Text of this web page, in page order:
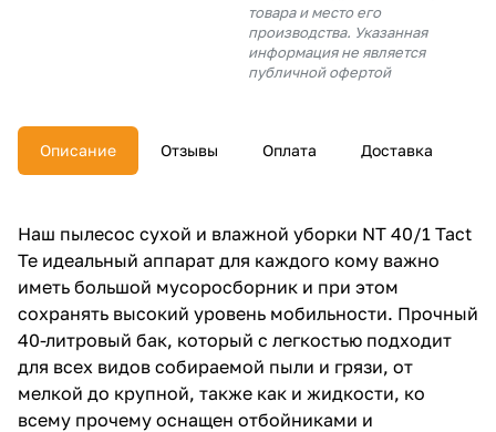
товара и место его
производства. Указанная
информация не является
публичной офертой
Описание Отзывы Оплата Доставка
Наш пылесос сухой и влажной уборки NT 40/1 Tact
Te идеальный аппарат для каждого кому важно
иметь большой мусоросборник и при этом
сохранять высокий уровень мобильности. Прочный
40-литровый бак, который с легкостью подходит
для всех видов собираемой пыли и грязи, от
мелкой до крупной, также как и жидкости, ко
всему прочему оснащен отбойниками и
% будут
с вашей карты
каждые 2 недели
Подробнее
25
раз в 2
недели
Остались вопросы?
8 800 302-02-51
plait.ru